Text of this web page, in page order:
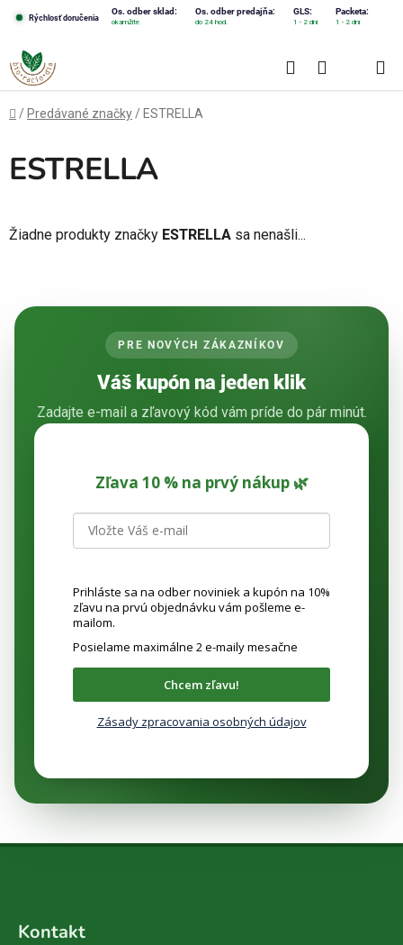
obsah
Rýchlosť doručenia
Os. odber sklad: Os. odber predajňa: GLS: Packeta:
okamžite do 24 hod. 1 - 2 dni 1 - 2 dni
Hľadať
KOŠÍK
Domov
/ Predávané značky / ESTRELLA
ESTRELLA
Žiadne produkty značky ESTRELLA sa nenašli...
PRE NOVÝCH ZÁKAZNÍKOV
Váš kupón na jeden klik
Zadajte e-mail a zľavový kód vám príde do pár minút.
Zľava 10 % na prvý nákup 🌿
Prihláste sa na odber noviniek a kupón na 10%
zľavu na prvú objednávku vám pošleme e-
mailom.
Posielame maximálne 2 e-maily mesačne
Chcem zľavu!
Zásady zpracovania osobných údajov
Kontakt